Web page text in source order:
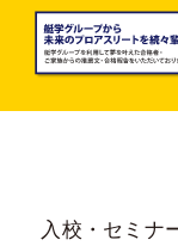
入校・セミナ